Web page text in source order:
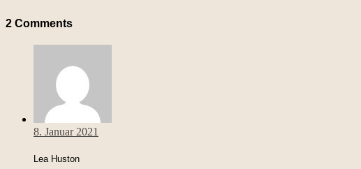
2 Comments
8. Januar 2021
Lea Huston